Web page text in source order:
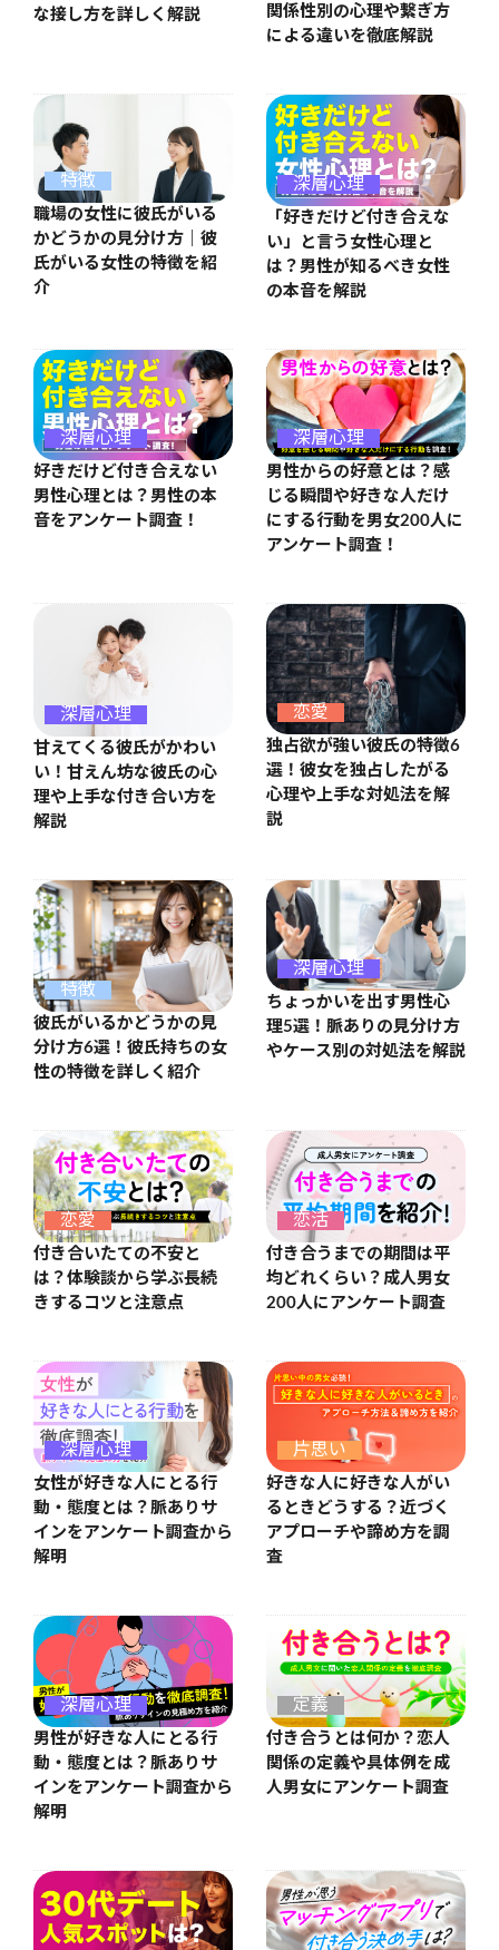
な接し方を詳しく解説
関係性別の心理や繋ぎ方
による違いを徹底解説
特徴
職場の女性に彼氏がいる
かどうかの見分け方｜彼
氏がいる女性の特徴を紹
介
深層心理
「好きだけど付き合えな
い」と言う女性心理と
は？男性が知るべき女性
の本音を解説
深層心理
好きだけど付き合えない
男性心理とは？男性の本
音をアンケート調査！
深層心理
男性からの好意とは？感
じる瞬間や好きな人だけ
にする行動を男女200人に
アンケート調査！
深層心理
甘えてくる彼氏がかわい
い！甘えん坊な彼氏の心
理や上手な付き合い方を
解説
恋愛
独占欲が強い彼氏の特徴6
選！彼女を独占したがる
心理や上手な対処法を解
説
特徴
彼氏がいるかどうかの見
分け方6選！彼氏持ちの女
性の特徴を詳しく紹介
深層心理
ちょっかいを出す男性心
理5選！脈ありの見分け方
やケース別の対処法を解説
恋愛
付き合いたての不安と
は？体験談から学ぶ長続
きするコツと注意点
恋活
付き合うまでの期間は平
均どれくらい？成人男女
200人にアンケート調査
深層心理
女性が好きな人にとる行
動・態度とは？脈ありサ
インをアンケート調査から
解明
片思い
好きな人に好きな人がい
るときどうする？近づく
アプローチや諦め方を調
査
深層心理
男性が好きな人にとる行
動・態度とは？脈ありサ
インをアンケート調査から
解明
定義
付き合うとは何か？恋人
関係の定義や具体例を成
人男女にアンケート調査